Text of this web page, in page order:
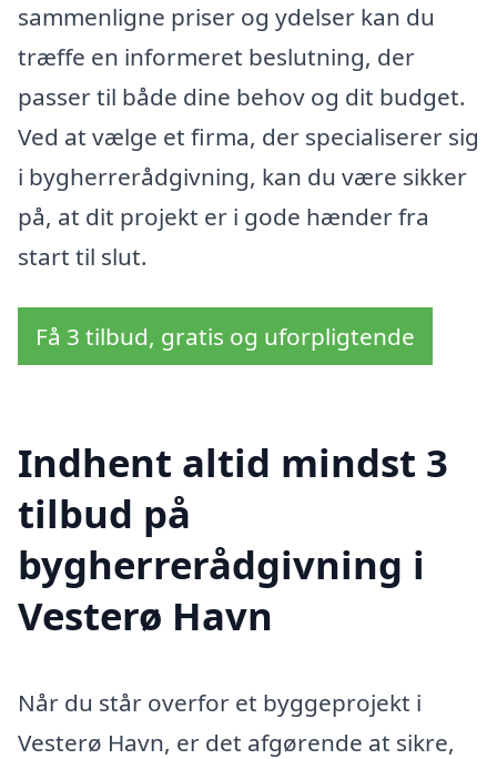
sammenligne priser og ydelser kan du
træffe en informeret beslutning, der
passer til både dine behov og dit budget.
Ved at vælge et firma, der specialiserer sig
i bygherrerådgivning, kan du være sikker
på, at dit projekt er i gode hænder fra
start til slut.
Få 3 tilbud, gratis og uforpligtende
Indhent altid mindst 3
tilbud på
bygherrerådgivning i
Vesterø Havn
Når du står overfor et byggeprojekt i
Vesterø Havn, er det afgørende at sikre,